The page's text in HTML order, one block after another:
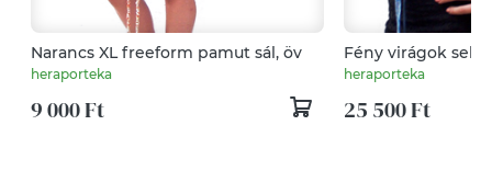
Narancs XL freeform pamut sál, öv
heraporteka
9 000 Ft
Fény virágok
heraporteka
25 500 Ft